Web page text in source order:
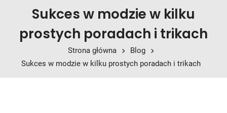
Sukces w modzie w kilku
prostych poradach i trikach
Strona główna
Blog
Sukces w modzie w kilku prostych poradach i trikach